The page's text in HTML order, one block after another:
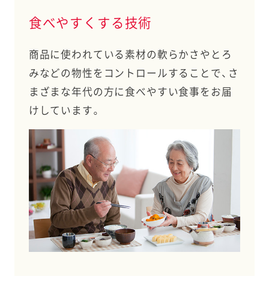
食べやすくする技術
商品に使われている素材の軟らかさやとろ
みなどの物性をコントロールすることで、さ
まざまな年代の方に食べやすい食事をお届
けしています。